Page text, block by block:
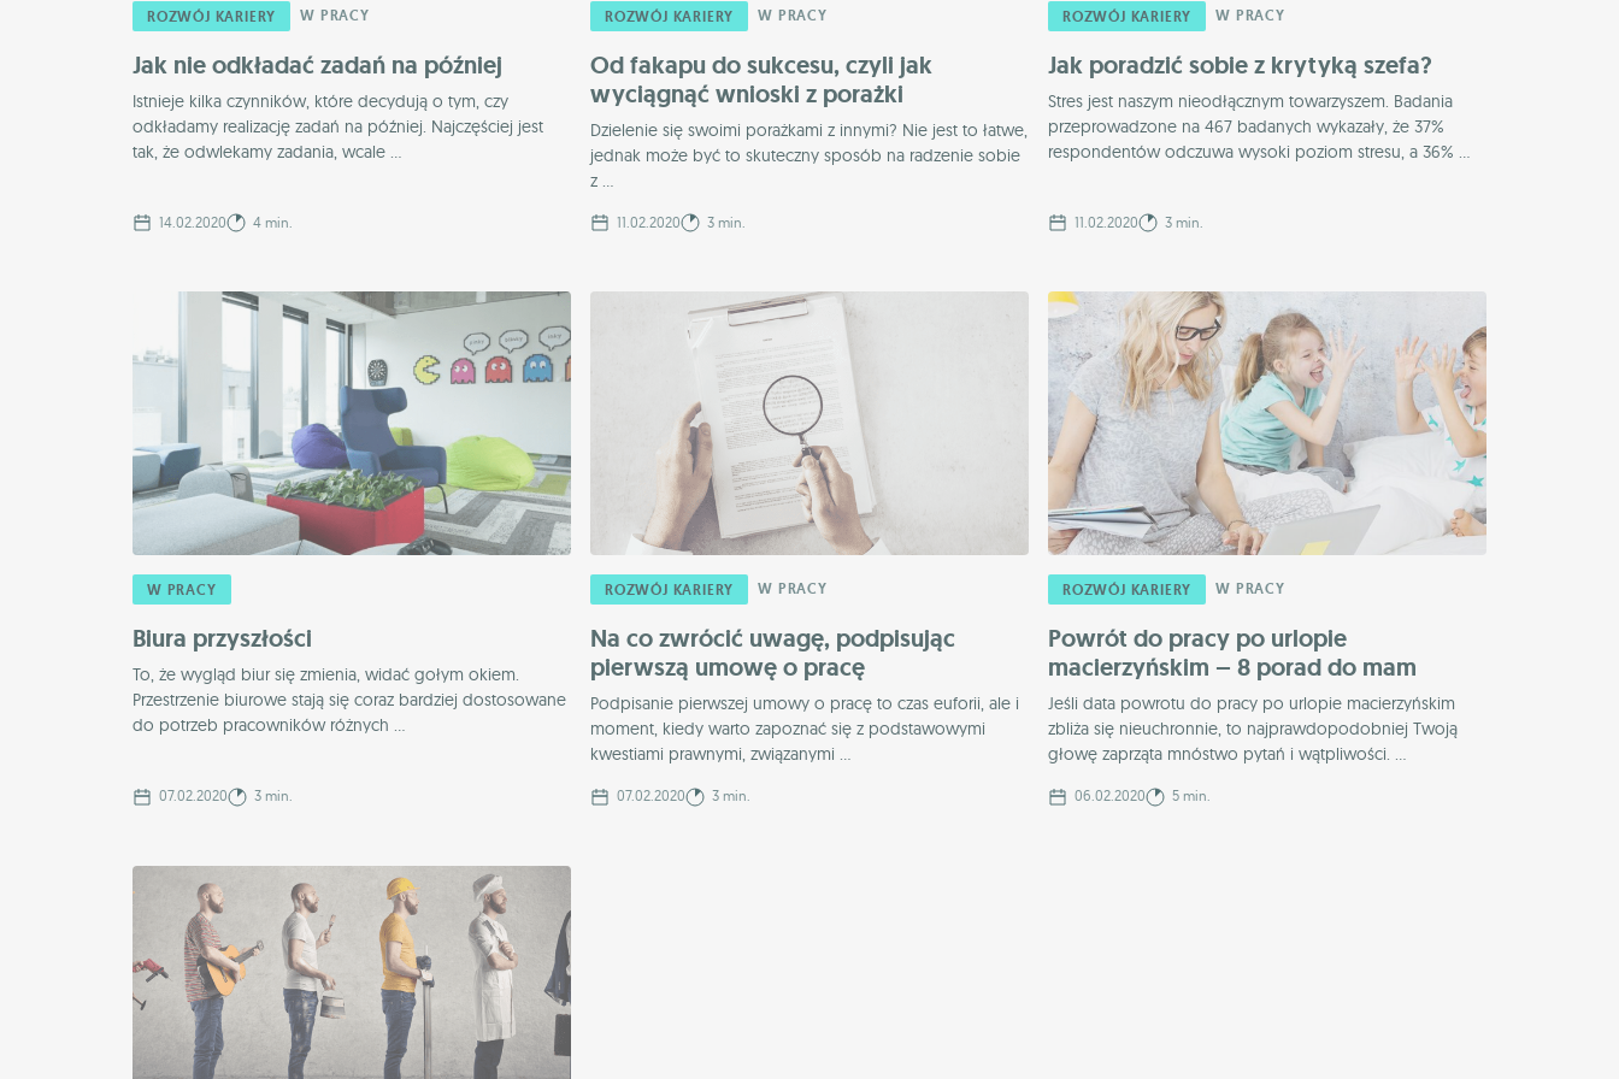
ROZWÓJ KARIERY W PRACY
Jak nie odkładać zadań na później
Istnieje kilka czynników, które decydują o tym, czy
odkładamy realizację zadań na później. Najczęściej jest
tak, że odwlekamy zadania, wcale ...
14.02.2020 4 min.
ROZWÓJ KARIERY W PRACY
Od fakapu do sukcesu, czyli jak
wyciągnąć wnioski z porażki
Dzielenie się swoimi porażkami z innymi? Nie jest to łatwe,
jednak może być to skuteczny sposób na radzenie sobie
z ...
11.02.2020 3 min.
ROZWÓJ KARIERY W PRACY
Jak poradzić sobie z krytyką szefa?
Stres jest naszym nieodłącznym towarzyszem. Badania
przeprowadzone na 467 badanych wykazały, że 37%
respondentów odczuwa wysoki poziom stresu, a 36% ...
11.02.2020 3 min.
W PRACY
Biura przyszłości
To, że wygląd biur się zmienia, widać gołym okiem.
Przestrzenie biurowe stają się coraz bardziej dostosowane
do potrzeb pracowników różnych ...
07.02.2020 3 min.
ROZWÓJ KARIERY W PRACY
Na co zwrócić uwagę, podpisując
pierwszą umowę o pracę
Podpisanie pierwszej umowy o pracę to czas euforii, ale i
moment, kiedy warto zapoznać się z podstawowymi
kwestiami prawnymi, związanymi ...
07.02.2020 3 min.
ROZWÓJ KARIERY W PRACY
Powrót do pracy po urlopie
macierzyńskim – 8 porad do mam
Jeśli data powrotu do pracy po urlopie macierzyńskim
zbliża się nieuchronnie, to najprawdopodobniej Twoją
głowę zaprząta mnóstwo pytań i wątpliwości. ...
06.02.2020 5 min.